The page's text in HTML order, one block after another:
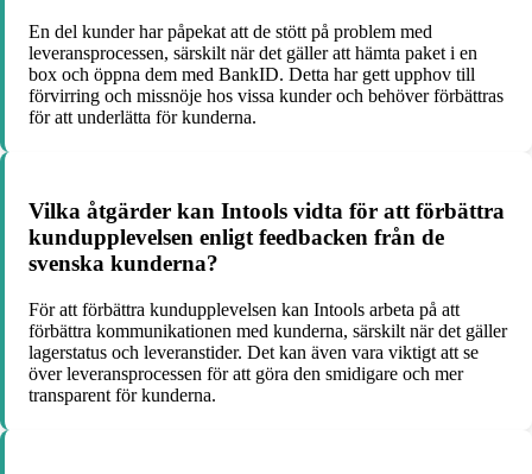
En del kunder har påpekat att de stött på problem med
leveransprocessen, särskilt när det gäller att hämta paket i en
box och öppna dem med BankID. Detta har gett upphov till
förvirring och missnöje hos vissa kunder och behöver förbättras
för att underlätta för kunderna.
Vilka åtgärder kan Intools vidta för att förbättra
kundupplevelsen enligt feedbacken från de
svenska kunderna?
För att förbättra kundupplevelsen kan Intools arbeta på att
förbättra kommunikationen med kunderna, särskilt när det gäller
lagerstatus och leveranstider. Det kan även vara viktigt att se
över leveransprocessen för att göra den smidigare och mer
transparent för kunderna.